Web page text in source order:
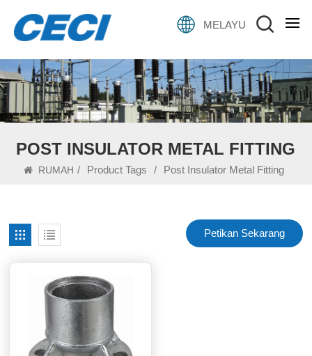
MELAYU
POST INSULATOR METAL FITTING
RUMAH / Product Tags / Post Insulator Metal Fitting
Petikan Sekarang